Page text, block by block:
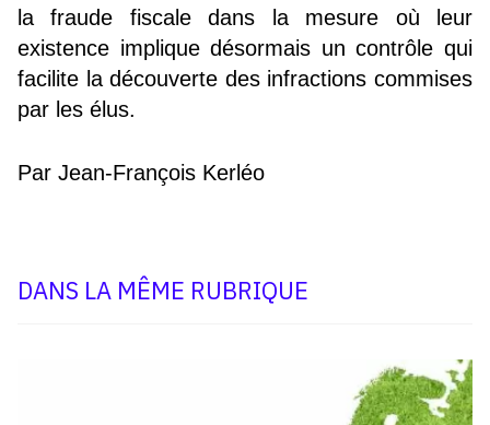
la fraude fiscale dans la mesure où leur
existence implique désormais un contrôle qui
facilite la découverte des infractions commises
par les élus.
Par Jean-François Kerléo
DANS LA MÊME RUBRIQUE